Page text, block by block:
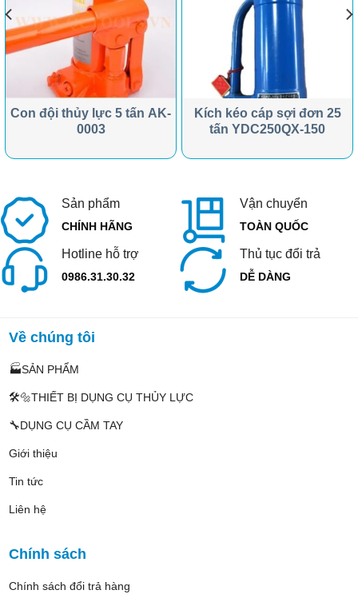
Con đội thủy lực 5 tấn AK-
0003
Kích kéo cáp sợi đơn 25
tấn YDC250QX-150
Sản phẩm
CHÍNH HÃNG
Vận chuyển
TOÀN QUỐC
Hotline hỗ trợ
0986.31.30.32
Thủ tục đổi trả
DỄ DÀNG
Về chúng tôi
🏭SẢN PHẨM
🛠️🔩THIẾT BỊ DỤNG CỤ THỦY LỰC
🔧DỤNG CỤ CẦM TAY
Giới thiệu
Tin tức
Liên hệ
Chính sách
Chính sách đổi trả hàng